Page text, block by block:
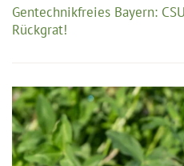
Gentechnikfreies Bayern:
Rückgrat!